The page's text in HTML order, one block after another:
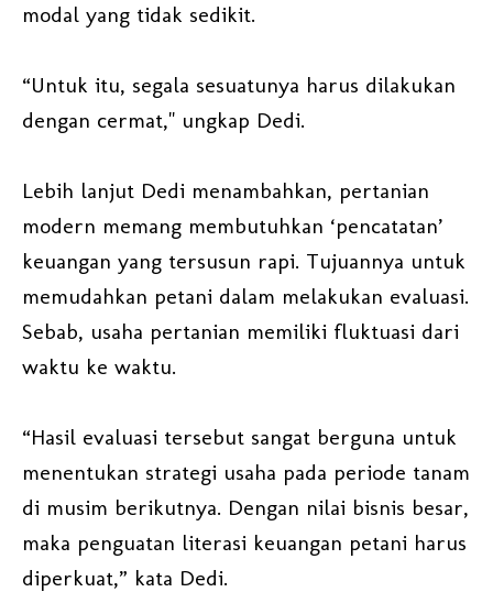
modal yang tidak sedikit.
“Untuk itu, segala sesuatunya harus dilakukan
dengan cermat," ungkap Dedi.
Lebih lanjut Dedi menambahkan, pertanian
modern memang membutuhkan ‘pencatatan’
keuangan yang tersusun rapi. Tujuannya untuk
memudahkan petani dalam melakukan evaluasi.
Sebab, usaha pertanian memiliki fluktuasi dari
waktu ke waktu.
“Hasil evaluasi tersebut sangat berguna untuk
menentukan strategi usaha pada periode tanam
di musim berikutnya. Dengan nilai bisnis besar,
maka penguatan literasi keuangan petani harus
diperkuat,” kata Dedi.